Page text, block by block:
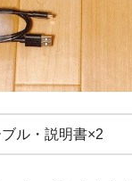
ル・説明書×2